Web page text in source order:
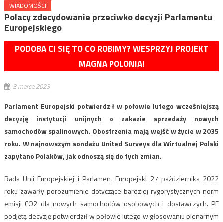
WIADOMOŚCI
Polacy zdecydowanie przeciwko decyzji Parlamentu
Europejskiego
PODOBA CI SIĘ TO CO ROBIMY? WESPRZYJ PROJEKT
MAGNA POLONIA!
3 marca 2023
Parlament Europejski potwierdził w połowie lutego wcześniejszą
decyzję instytucji unijnych o zakazie sprzedaży nowych
samochodów spalinowych. Obostrzenia mają wejść w życie w 2035
roku. W najnowszym sondażu United Surveys dla Wirtualnej Polski
zapytano Polaków, jak odnoszą się do tych zmian.
Rada Unii Europejskiej i Parlament Europejski 27 października 2022
roku zawarły porozumienie dotyczące bardziej rygorystycznych norm
emisji CO2 dla nowych samochodów osobowych i dostawczych. PE
podjętą decyzję potwierdził w połowie lutego w głosowaniu plenarnym